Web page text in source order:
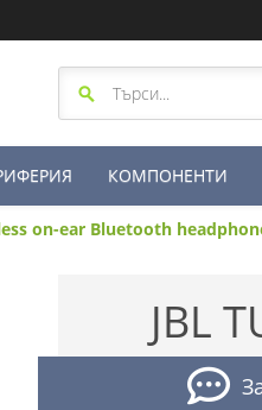
КОМПОНЕНТИ
on-ear Bluetooth
JBL